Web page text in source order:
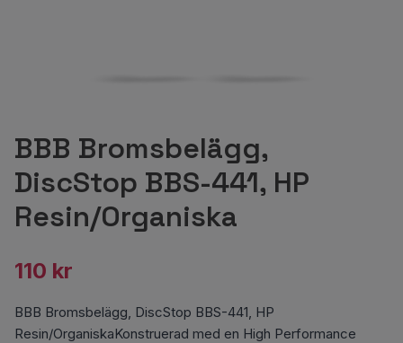
BBB Bromsbelägg,
DiscStop BBS-441, HP
Resin/Organiska
110 kr
BBB Bromsbelägg, DiscStop BBS-441, HP
Resin/OrganiskaKonstruerad med en High Performance